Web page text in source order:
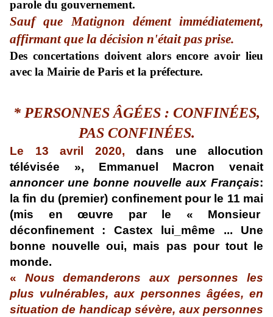
parole du gouvernement.
Sauf que Matignon dément immédiatement,
affirmant que la décision n'était pas prise.
Des concertations doivent alors encore avoir lieu
avec la Mairie de Paris et la préfecture.
* PERSONNES ÂGÉES : CONFINÉES,
PAS CONFINÉES.
Le 13 avril 2020,
dans une allocution
télévisée », Emmanuel Macron venait
annoncer une bonne nouvelle aux Français:
la fin du (premier) confinement pour le 11 mai
(mis en œuvre par le « Monsieur
déconfinement : Castex lui_même ... Une
bonne nouvelle oui, mais pas pour tout le
monde.
« Nous demanderons aux personnes les
plus vulnérables, aux personnes âgées, en
situation de handicap sévère, aux personnes